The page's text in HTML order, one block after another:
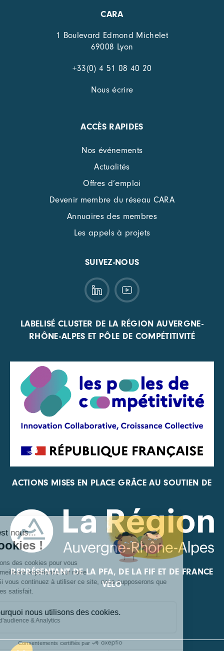
CARA
1 Boulevard Edmond Michelet
69008 Lyon
+33(0) 4 51 08 40 20
Nous écrire
ACCÈS RAPIDES
Nos événements
Actualités
Offres d’emploi
Devenir membre du réseau CARA
Annuaires des membres
Les appels à projets
SUIVEZ-NOUS
LABELISÉ CLUSTER DE LA RÉGION AUVERGNE-
RHÔNE-ALPES ET PÔLE DE COMPÉTITIVITÉ
ACTIONS MISES EN PLACE GRÂCE AU SOUTIEN DE
REPRÉSENTANT DE LA PFA, DE LA FIF ET DE FRANCE
VÉLO